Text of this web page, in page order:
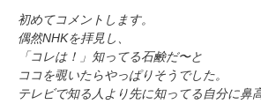
初めてコメントします。
偶然NHKを拝見し、
「コレは！」知ってる石鹸だ〜と
ココを覗いたらやっぱりそうでした。
テレビで知る人より先に知ってる自分に